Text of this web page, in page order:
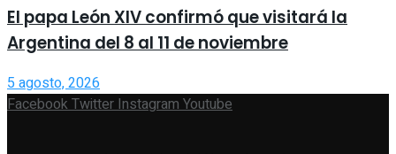
El papa León XIV confirmó que visitará la
Argentina del 8 al 11 de noviembre
5 agosto, 2026
FacebookTwitterInstagramYoutube